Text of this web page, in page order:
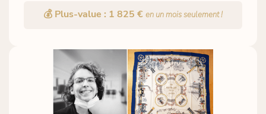
💰 Plus-value : 1 825 € en un mois seulement !